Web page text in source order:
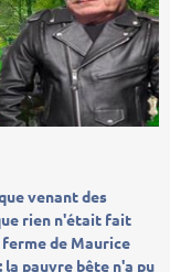
venant des
rien n'était fait
de Maurice
la pauvre bête n'a pu